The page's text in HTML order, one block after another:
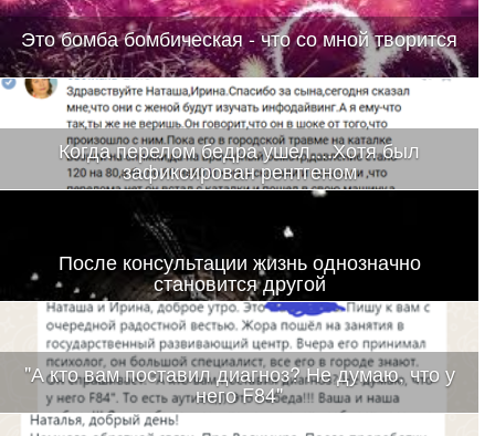
Это бомба бомбическая - что со мной творится
Когда перелом бедра ушел....Хотя был
зафиксирован рентгеном
После консультации жизнь однозначно
становится другой
"А кто вам поставил диагноз? Не думаю, что у
него F84"